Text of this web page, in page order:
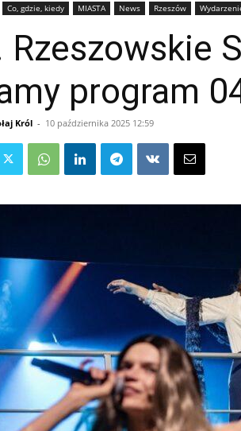
Co, gdzie, kiedy MIASTA News Rzeszów
Rzeszowskie
program
Król - 10 października 2025 12:59